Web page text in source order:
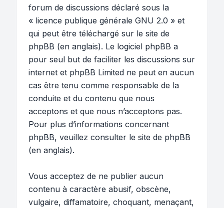
forum de discussions déclaré sous la
« licence publique générale GNU 2.0 » et
qui peut être téléchargé sur le site de
phpBB (en anglais). Le logiciel phpBB a
pour seul but de faciliter les discussions sur
internet et phpBB Limited ne peut en aucun
cas être tenu comme responsable de la
conduite et du contenu que nous
acceptons et que nous n’acceptons pas.
Pour plus d’informations concernant
phpBB, veuillez consulter le site de phpBB
(en anglais).
Vous acceptez de ne publier aucun
contenu à caractère abusif, obscène,
vulgaire, diffamatoire, choquant, menaçant,